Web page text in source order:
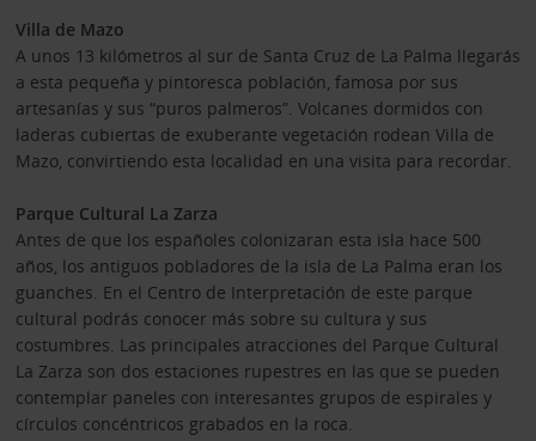
Villa de Mazo
A unos 13 kilómetros al sur de Santa Cruz de La Palma llegarás
a esta pequeña y pintoresca población, famosa por sus
artesanías y sus “puros palmeros”. Volcanes dormidos con
laderas cubiertas de exuberante vegetación rodean Villa de
Mazo, convirtiendo esta localidad en una visita para recordar.
Parque Cultural La Zarza
Antes de que los españoles colonizaran esta isla hace 500
años, los antiguos pobladores de la isla de La Palma eran los
guanches. En el Centro de Interpretación de este parque
cultural podrás conocer más sobre su cultura y sus
costumbres. Las principales atracciones del Parque Cultural
La Zarza son dos estaciones rupestres en las que se pueden
contemplar paneles con interesantes grupos de espirales y
círculos concéntricos grabados en la roca.